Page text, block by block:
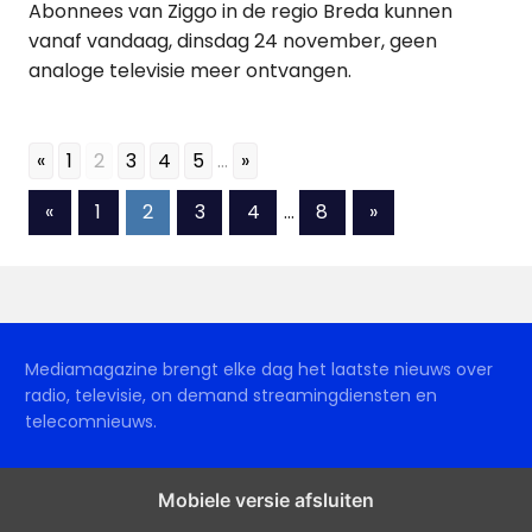
Abonnees van Ziggo in de regio Breda kunnen
vanaf vandaag, dinsdag 24 november, geen
analoge televisie meer ontvangen.
« 1 2 3 4 5 ... »
Berichten
«Vorige
berichten
1 2 3 4 … 8
Volgende
berichten
»
Mediamagazine brengt elke dag het laatste nieuws over
radio, televisie, on demand streamingdiensten en
telecomnieuws.
Mobiele versie afsluiten